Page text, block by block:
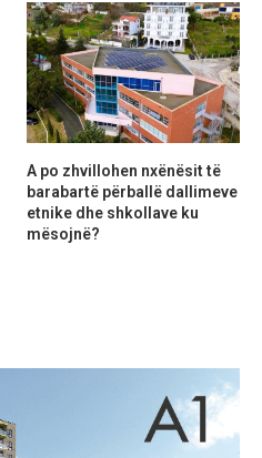
A po zhvillohen nxënësit të
barabartë përballë dallimeve
etnike dhe shkollave ku
mësojnë?